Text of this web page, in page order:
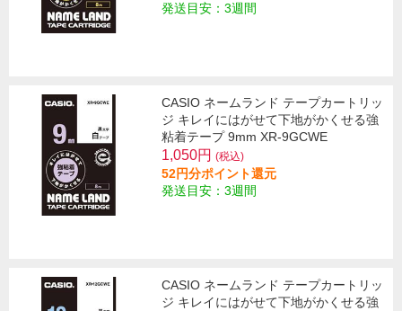
発送目安：3週間
CASIO ネームランド テープカートリッ
ジ キレイにはがせて下地がかくせる強
粘着テープ 9mm XR-9GCWE
1,050円 (税込)
52円分ポイント還元
発送目安：3週間
CASIO ネームランド テープカートリッ
ジ キレイにはがせて下地がかくせる強